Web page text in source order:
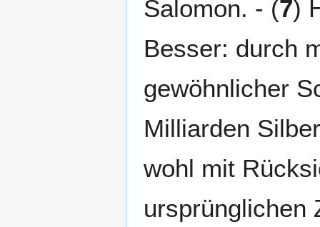
Salomon. - (7)
Besser: durch
gewöhnlicher
Milliarden
wohl mit
ursprünglichen